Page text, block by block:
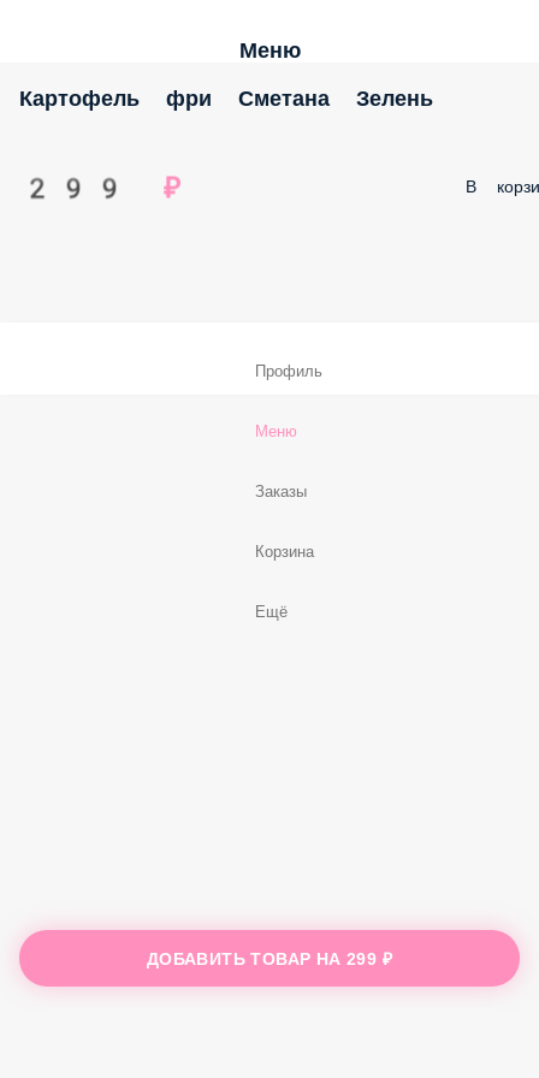
Меню
Картофель фри Сметана Зелень
299 ₽ В
ДОБАВИТЬ ТОВАР НА299 ₽
Профиль
Меню
Заказы
Корзина
Ещё